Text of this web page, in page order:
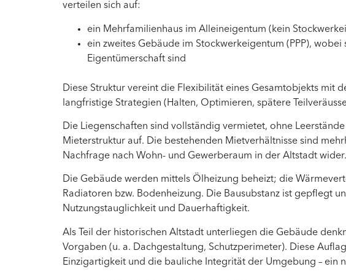
verteilen sich auf:
ein Mehrfamilienhaus im Alleineigentum (kein
ein zweites Gebäude im Stockwerkeigentum (PPP),
Eigentümerschaft sind
Diese Struktur vereint die Flexibilität eines Gesamtobjekts mit
langfristige Strategien (Halten, Optimieren, spätere
Die Liegenschaften sind vollständig vermietet, ohne
Mieterstruktur auf. Die bestehenden Mietverhältnisse sind
Nachfrage nach Wohn- und Gewerberaum in der Altstadt wider.
Die Gebäude werden mittels Ölheizung beheizt; die
Radiatoren bzw. Bodenheizung. Die Bausubstanz ist gepflegt
Nutzungstauglichkeit und Dauerhaftigkeit.
Als Teil der historischen Altstadt unterliegen die Gebäude
Vorgaben (u. a. Dachgestaltung, Schutzperimeter). Diese
Einzigartigkeit und die bauliche Integrität der Umgebung – ein